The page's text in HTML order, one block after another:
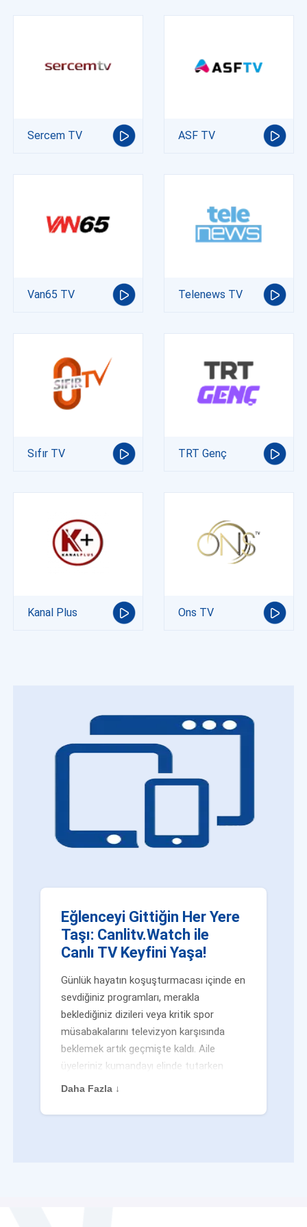
Sercem TV ASF TV
Van65 TV Telenews TV
Sıfır TV TRT Genç
Kanal Plus Ons TV
Eğlenceyi Gittiğin Her Yere
Taşı: Canlitv.Watch ile
Canlı TV Keyfini Yaşa!
Günlük hayatın koşuşturmacası içinde en
sevdiğiniz programları, merakla
beklediğiniz dizileri veya kritik spor
müsabakalarını televizyon karşısında
beklemek artık geçmişte kaldı. Aile
üyeleriniz kumandayı elinde tutarken
veya siz evden uzaktayken bile
değilsiniz. Geleneksel yayıncılığın
Daha Fazla ↓